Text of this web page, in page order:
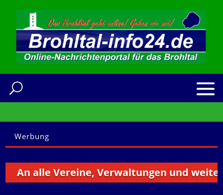
Werbung
alle Vereine, Verwaltungen und weitere